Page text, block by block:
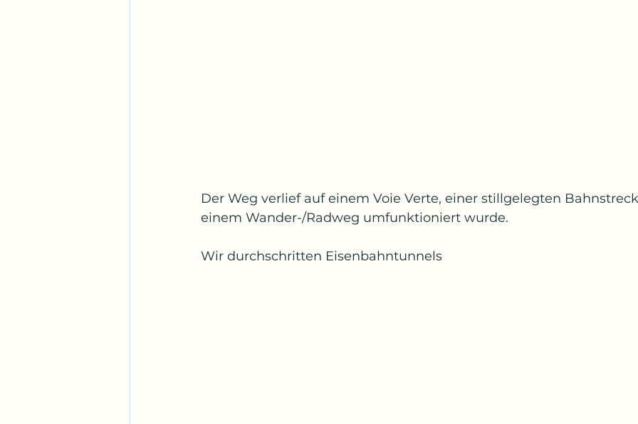
Der Weg verlief auf einem Voie Verte, einer stillgelegten
einem Wander-/Radweg umfunktioniert wurde.
Wir durchschritten Eisenbahntunnels